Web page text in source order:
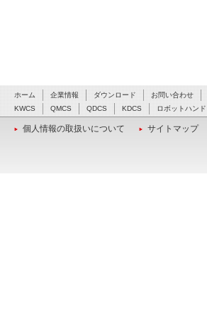
ホーム 企業情報 ダウンロード お問い合わせ
KWCS
QMCS QDCS KDCS ロボットハンド
個人情報の取扱いについて サイトマップ